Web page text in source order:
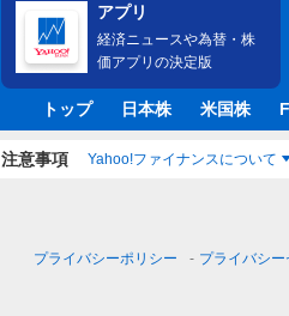
アプリ
経済ニュースや為替・株
価アプリの決定版
トップ 日本株 米国株
注意事項 Yahoo!ファイナンスについて
プライバシーポリシー プライバシー